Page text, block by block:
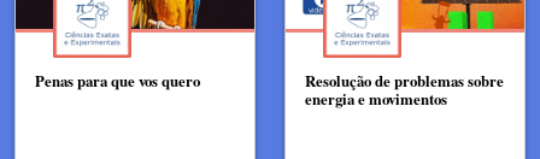
Penas para que vos quero
Resolução de problemas sobre
energia e movimentos